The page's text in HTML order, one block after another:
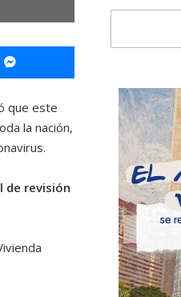
Messenger
que este
la nación,
de revisión